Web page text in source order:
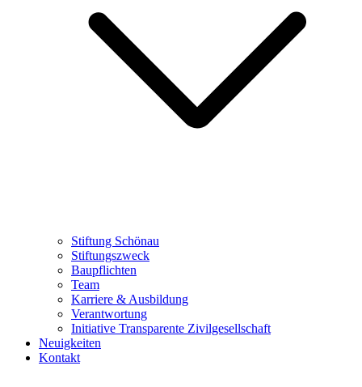
Stiftung Schönau
Stiftungszweck
Baupflichten
Team
Karriere & Ausbildung
Verantwortung
Initiative Transparente Zivilgesellschaft
Neuigkeiten
Kontakt